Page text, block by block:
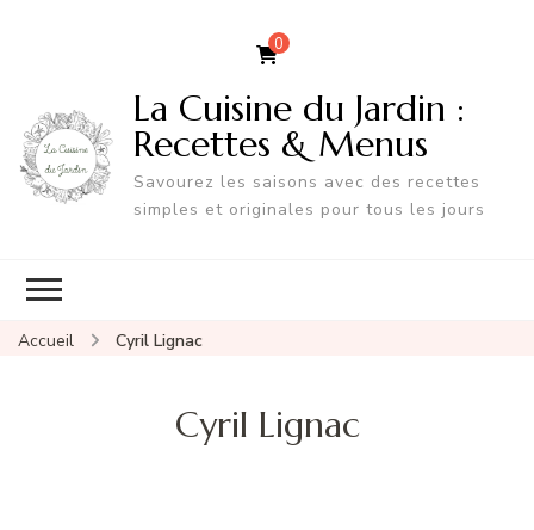
0
La Cuisine du Jardin :
Recettes & Menus
Savourez les saisons avec des recettes
simples et originales pour tous les jours
Accueil Cyril Lignac
Cyril Lignac